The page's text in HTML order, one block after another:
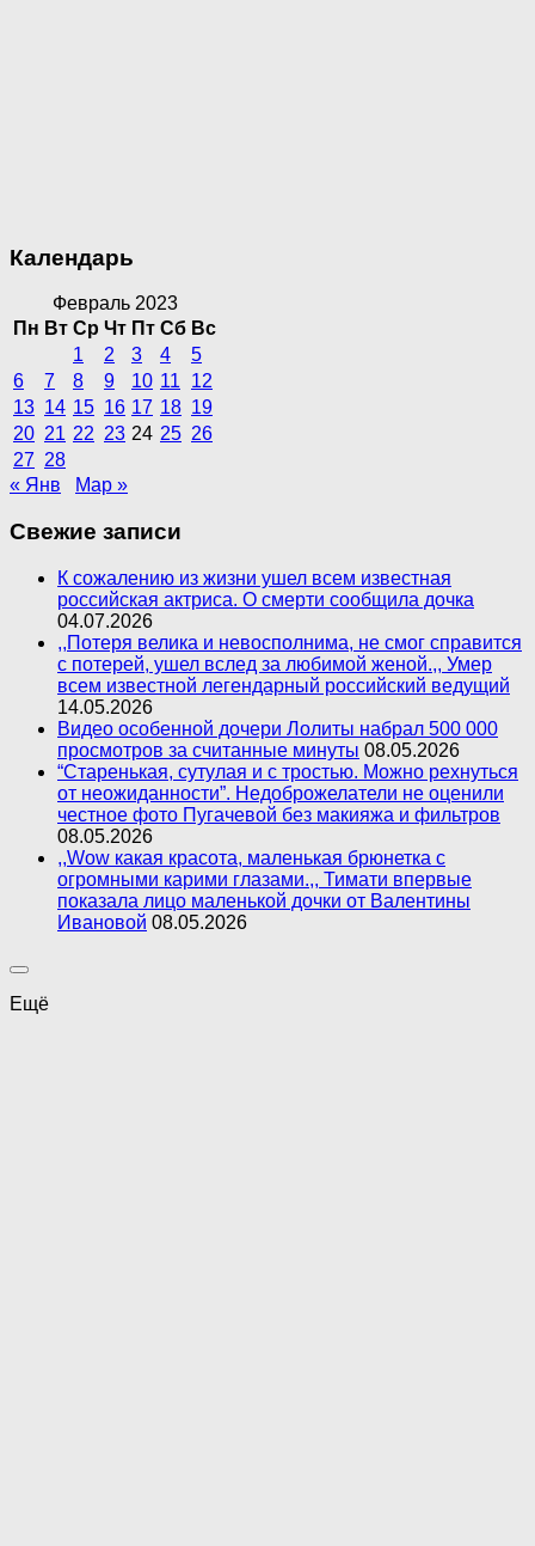
Календарь
Февраль 2023
Пн Вт Ср Чт Пт Сб Вс
1
2 3 4
5
6
7 8 9 10 11
12
13 14 15 16 17 18 19
20 21 22 23 24 25 26
27 28
« Янв
Мар »
Свежие записи
К сожалению из жизни ушел всем известная
российская актриса. О смерти сообщила дочка
04.07.2026
,,Потеря велика и невосполнима, не смог справится
с потерей, ушел вслед за любимой женой.,, Умер
всем известной легендарный российский ведущий
14.05.2026
Видео особенной дочери Лолиты набрал 500 000
просмотров за считанные минуты 08.05.2026
“Старенькая, сутулая и с тростью. Можно рехнуться
от неожиданности”. Недоброжелатели не оценили
честное фото Пугачевой без макияжа и фильтров
08.05.2026
,,Wow какая красота, маленькая брюнетка с
огромными карими глазами.,, Тимати впервые
показала лицо маленькой дочки от Валентины
Ивановой 08.05.2026
Ещё